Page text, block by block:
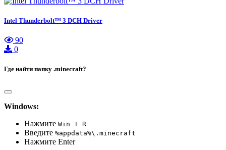
Intel Thunderbolt™ 3 DCH Driver
90
0
Где найти папку .minecraft?
Windows:
Нажмите Win + R
Введите %appdata%\.minecraft
Нажмите Enter